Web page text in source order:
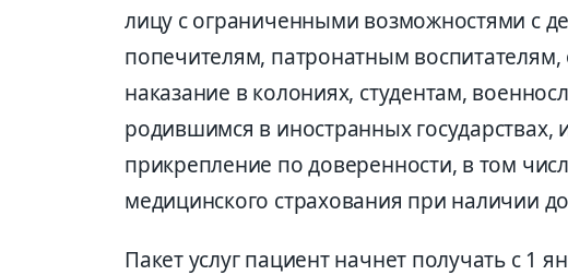
лицу с ограниченными возможностями с
попечителям, патронатным
наказание в колониях, студентам,
родившимся в иностранных
прикрепление по доверенности, в том
медицинского страхования при наличии
Пакет услуг пациент начнет получать с 1